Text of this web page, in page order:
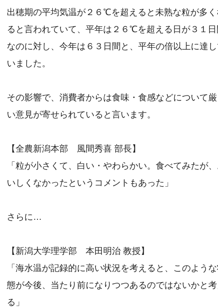
出穂期の平均気温が２６℃を超えると未熟な粒が多
ると言われていて、平年は２６℃を超える日が３１
なのに対し、今年は６３日間と、平年の倍以上に達
いました。
その影響で、消費者からは食味・食感などについて
い意見が寄せられていると言います。
【全農新潟本部 風間秀喜 部長】
「粒が小さくて、白い・やわらかい。食べてみたが
いしくなかったというコメントもあった」
さらに…
【新潟大学理学部 本田明治 教授】
「海水温が記録的に高い状況を考えると、このよう
態が今後、当たり前になりつつあるのではないかと
る」